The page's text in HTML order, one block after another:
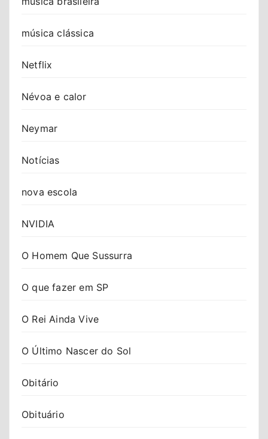
música clássica
Netflix
Névoa e calor
Neymar
Notícias
nova escola
NVIDIA
O Homem Que Sussurra
O que fazer em SP
O Rei Ainda Vive
O Último Nascer do Sol
Obitário
Obituário